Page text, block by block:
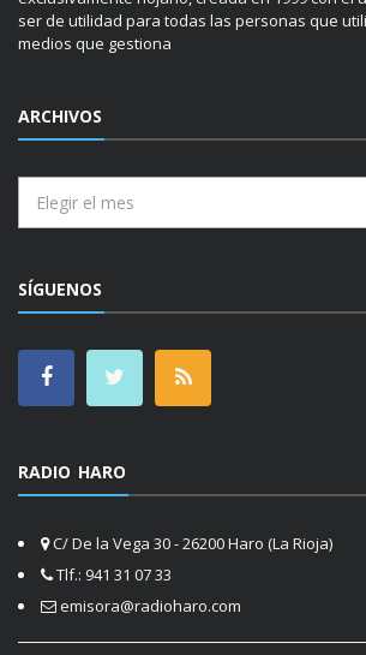
ser de utilidad para todas las personas que
medios que gestiona
ARCHIVOS
SÍGUENOS
RADIO HARO
C/ De la Vega 30 - 26200 Haro (La Rioja)
Tlf.: 941 31 07 33
emisora@radioharo.com